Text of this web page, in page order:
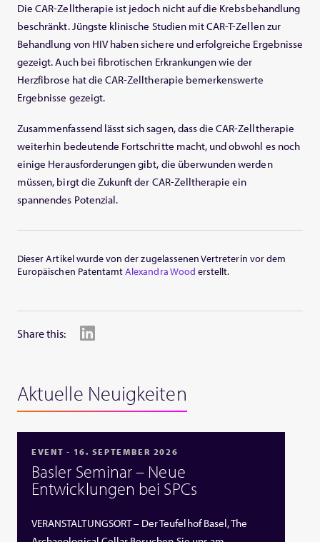
Die CAR-Zelltherapie ist jedoch nicht auf die Krebsbehandlung
beschränkt. Jüngste klinische Studien mit CAR-T-Zellen zur
Behandlung von HIV haben sichere und erfolgreiche Ergebnisse
gezeigt. Auch bei fibrotischen Erkrankungen wie der
Herzfibrose hat die CAR-Zelltherapie bemerkenswerte
Ergebnisse gezeigt.
Zusammenfassend lässt sich sagen, dass die CAR-Zelltherapie
weiterhin bedeutende Fortschritte macht, und obwohl es noch
einige Herausforderungen gibt, die überwunden werden
müssen, birgt die Zukunft der CAR-Zelltherapie ein
spannendes Potenzial.
Dieser Artikel wurde von der zugelassenen Vertreterin vor dem
Europäischen PatentamtAlexandra Wood erstellt.
Share this:
Aktuelle Neuigkeiten
EVENT - 16. SEPTEMBER 2026
Basler Seminar – Neue
Entwicklungen bei SPCs
VERANSTALTUNGSORT – Der Teufelhof Basel, The